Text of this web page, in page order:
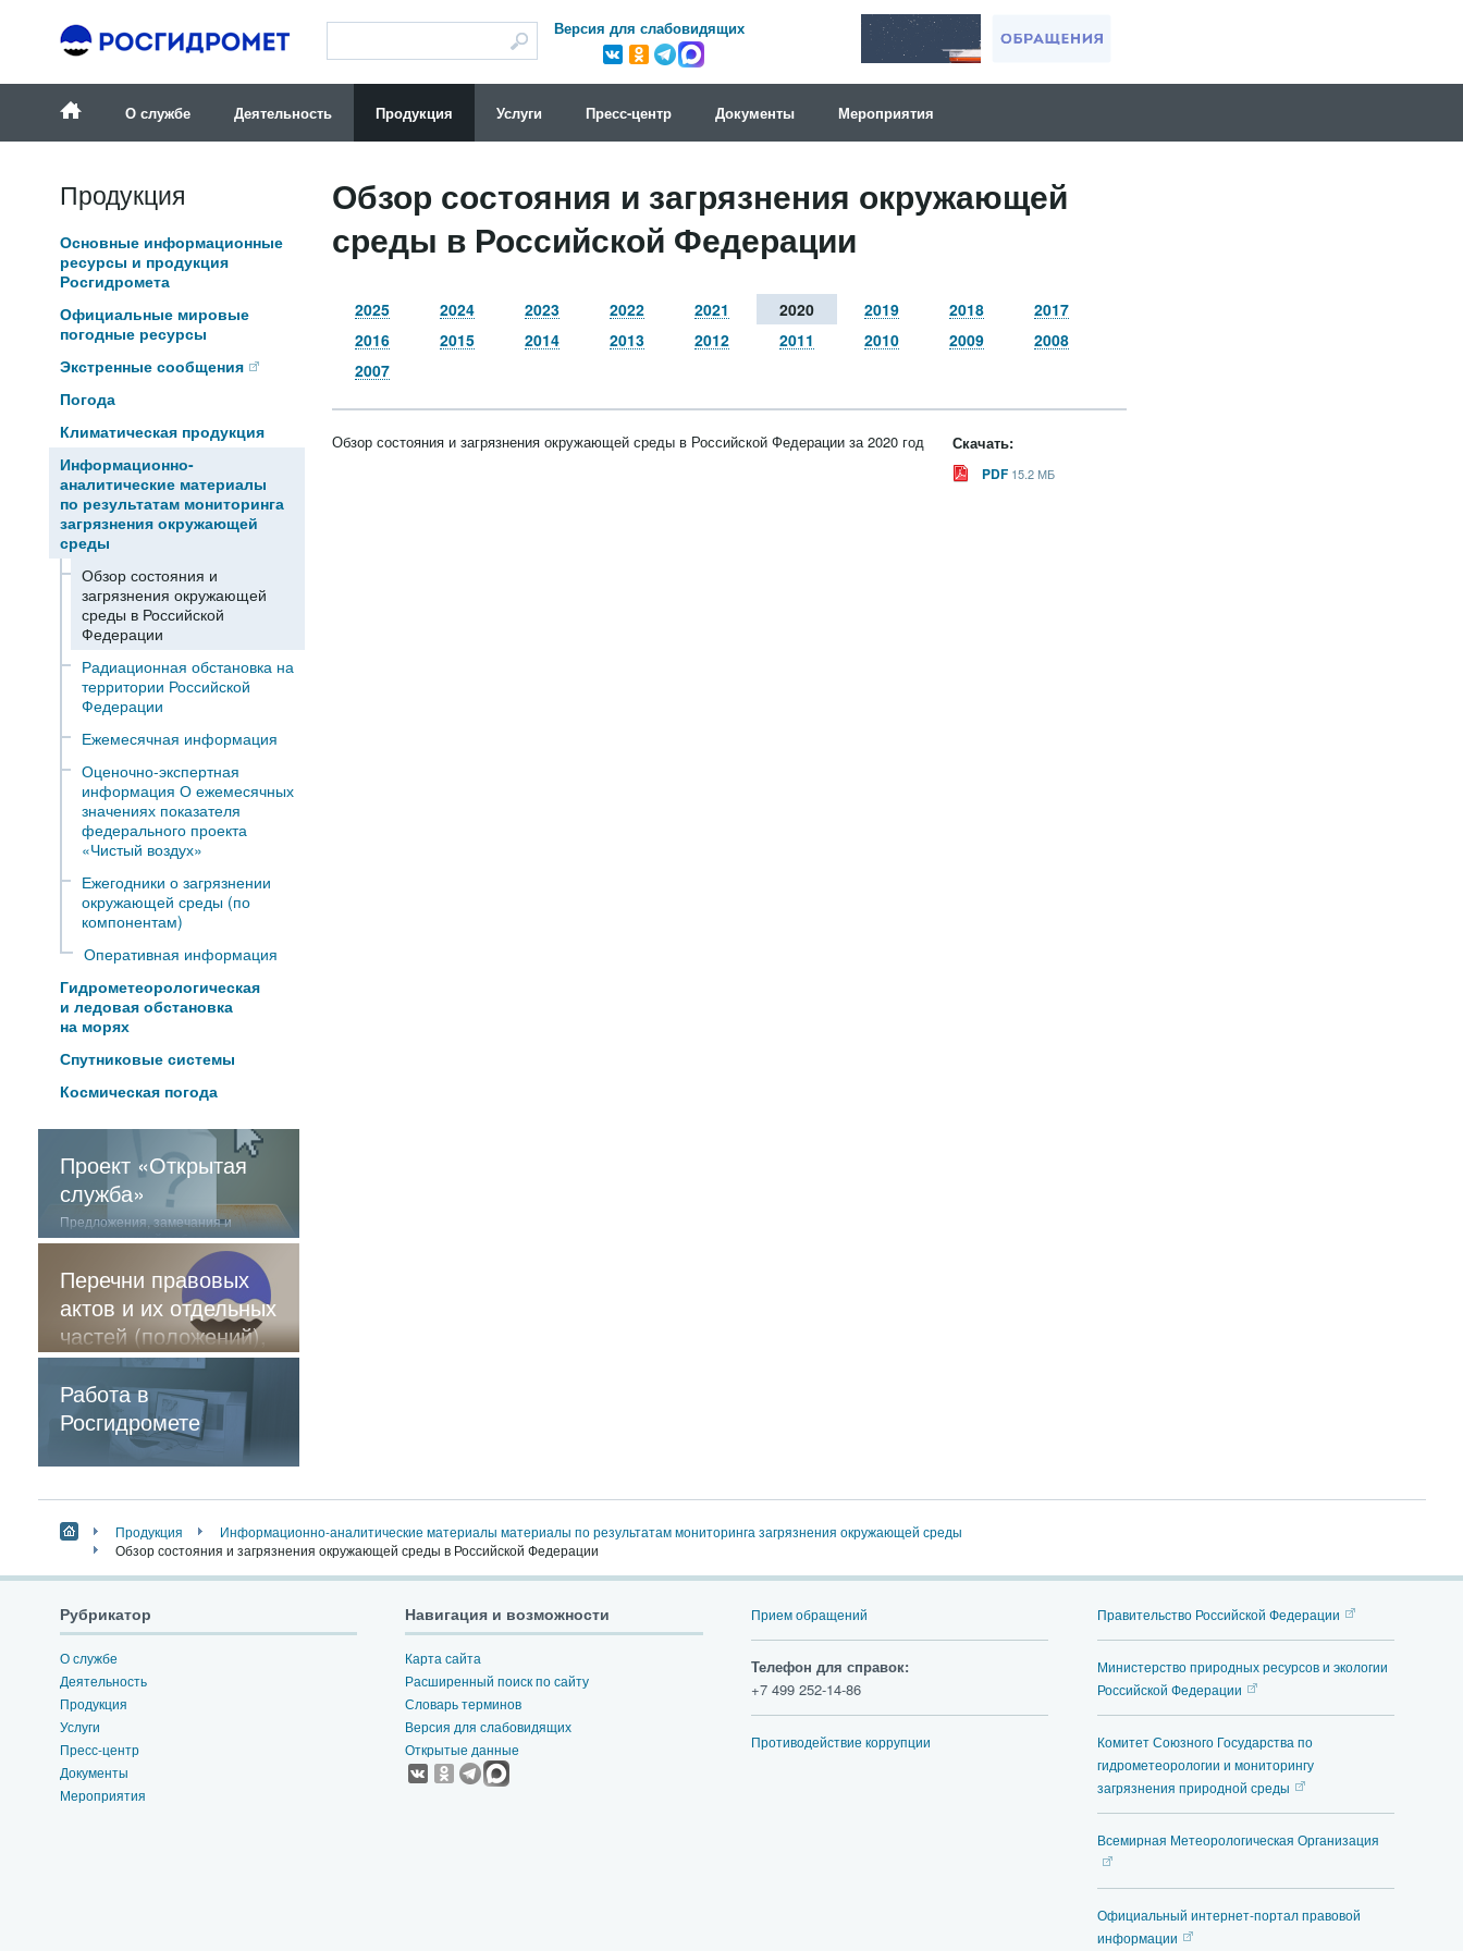
Версия для слабовидящих
О службе Деятельность Продукция Услуги Пресс-центр Документы Мероприятия
Продукция
Основные информационные
ресурсы и продукция
Росгидромета
Официальные мировые
погодные ресурсы
Экстренные сообщения
Погода
Климатическая продукция
Информационно-
аналитические материалы
по результатам мониторинга
загрязнения окружающей
среды
Обзор состояния и
загрязнения окружающей
среды в Российской
Федерации
Радиационная обстановка на
территории Российской
Федерации
Ежемесячная информация
Оценочно-экспертная
информация О ежемесячных
значениях показателя
федерального проекта
«Чистый воздух»
Ежегодники о загрязнении
окружающей среды (по
компонентам)
Оперативная информация
Гидрометеорологическая
и ледовая обстановка
на морях
Спутниковые системы
Космическая погода
Проект «Открытая
служба»
Предложения, замечания и
отзывы о нашей работе
Перечни правовых
актов и их отдельных
частей (положений),
содержащие
обязательные
требования
Работа в
Росгидромете
Обзор состояния и загрязнения окружающей
среды в Российской Федерации
2025 2024 2023 2022 2021 2020 2019 2018
2017
2016
2015 2014 2013 2012 2011 2010 2009
2008
2007
Скачать:
PDF 15.2 МБ
Обзор состояния и загрязнения окружающей среды в Российской Федерации за 2020 год
Продукция
Информационно-аналитические материалы материалы по результатам мониторинга загрязнения окружающей среды
Обзор состояния и загрязнения окружающей среды в Российской Федерации
Рубрикатор
О службе
Деятельность
Продукция
Услуги
Пресс-центр
Документы
Мероприятия
Навигация и возможности
Карта сайта
Расширенный поиск по сайту
Словарь терминов
Версия для слабовидящих
Открытые данные
Прием обращений
Телефон для справок:
+7 499 252-14-86
Противодействие коррупции
Правительство Российской Федерации
Министерство природных ресурсов и экологии
Российской Федерации
Комитет Союзного Государства по
гидрометеорологии и мониторингу
загрязнения природной среды
Всемирная Метеорологическая Организация
Официальный интернет-портал правовой
информации